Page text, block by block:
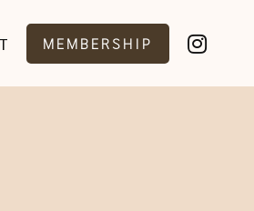
MEMBERSHIP